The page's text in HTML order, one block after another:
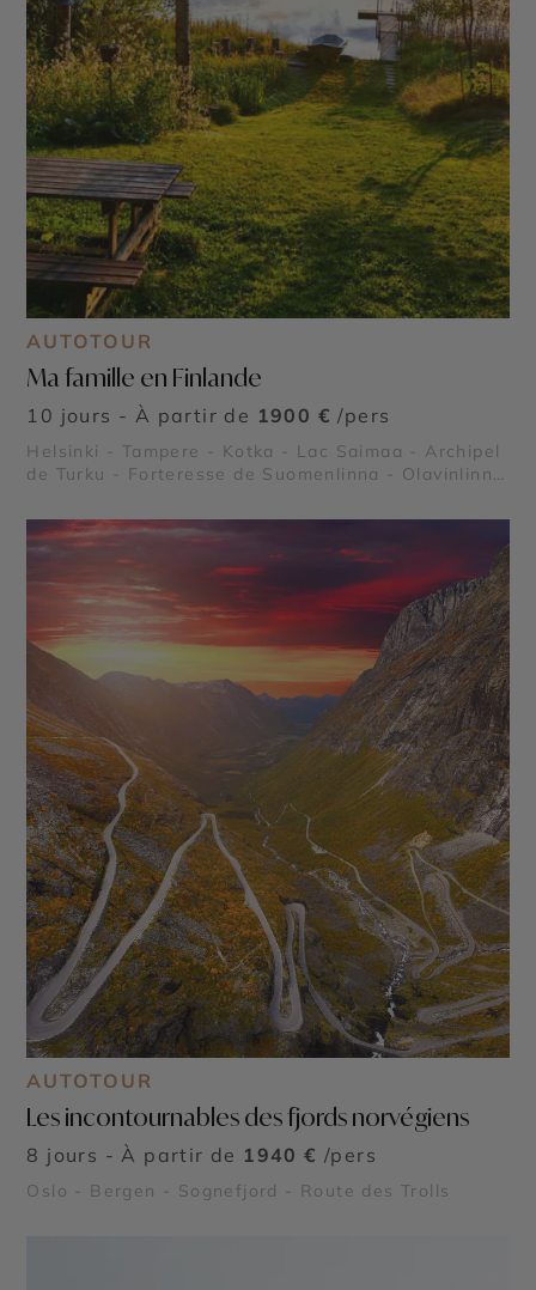
AUTOTOUR
Ma famille en Finlande
10 jours - À partir de 1900 € /pers
Helsinki - Tampere - Kotka - Lac Saimaa - Archipel
de Turku - Forteresse de Suomenlinna - Olavinlinna
AUTOTOUR
Les incontournables des fjords norvégiens
8 jours - À partir de 1940 € /pers
Oslo - Bergen - Sognefjord - Route des Trolls